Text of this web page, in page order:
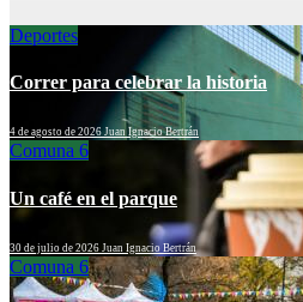
Deportes
Correr para celebrar la historia
4 de agosto de 2026 Juan Ignacio Bertrán
Comuna 6
Un café en el parque
30 de julio de 2026 Juan Ignacio Bertrán
Comuna 6